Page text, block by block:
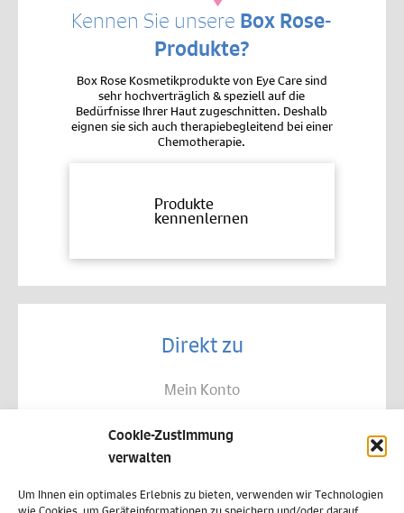
Cookie-Zustimmung
verwalten
Um Ihnen ein optimales Erlebnis zu bieten, verwenden wir Technologien
Kennen Sie unsere Box Rose-
Produkte?
Box Rose Kosmetikprodukte von Eye Care sind
sehr hochverträglich & speziell auf die
Bedürfnisse Ihrer Haut zugeschnitten. Deshalb
eignen sie sich auch therapiebegleitend bei einer
Chemotherapie.
Produkte
kennenlernen
Direkt zu
Mein Konto
Allgemeine Geschäftsbedingungen
Datenschutz